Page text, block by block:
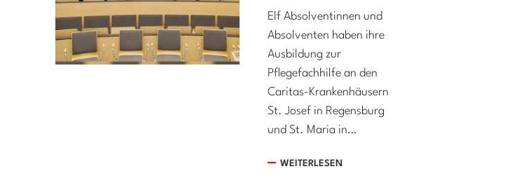
Elf Absolventinnen und
Absolventen haben ihre
Ausbildung zur
Pflegefachhilfe an den
Caritas-Krankenhäusern
St. Josef in Regensburg
und St. Maria in…
WEITERLESEN